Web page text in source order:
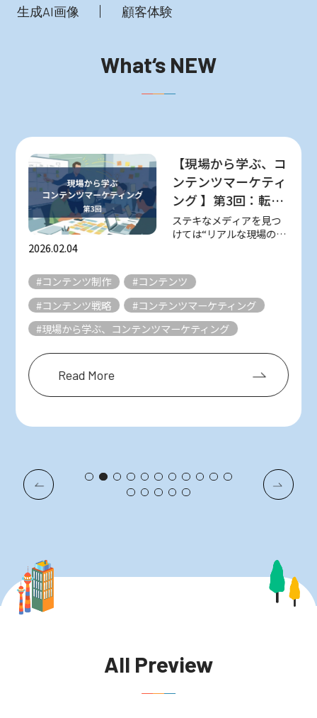
生成AI画像
顧客体験
What‘s NEW
2026.02.04
【現場から学ぶ、コ
ンテンツマーケティ
ング 】第3回：転職
をゴールにしない！
やさしくて丁寧な求
事百貨』（シゴトヒ
ト）
ステキなメディアを見つ
けては“リアルな現場の知
学ぶ、コンテンツマーケ
ティング」。 様々なメデ
ィアは数多ある星のよう
なもの。 そんな数え切れ
ないほどの星の...
#コンテンツ制作
#コンテンツ
#コンテンツ戦略
#コンテンツマーケティング
#現場から学ぶ、コンテンツマーケティング
Read More
All Preview